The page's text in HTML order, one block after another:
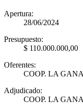
Apertura:
28/06/2024
Presupuesto:
$ 110.000.000,00
Oferentes:
COOP. LA
Adjudicado:
COOP. LA